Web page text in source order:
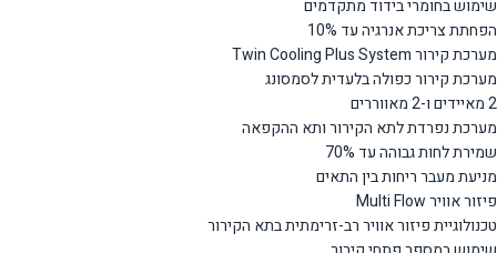
שימוש בחומרי בידוד מתקדמים
הפחתת צריכת אנרגיה עד 10%
מערכת קירור Twin Cooling Plus System
מערכת קירור כפולה בלעדית לסמסונג
2 מאיידים ו-2 מאווררים
מערכת נפרדת לתא הקירור ותא ההקפאה
שמירת לחות גבוהה עד 70%
מניעת מעבר ריחות בין התאים
פיזור אוויר Multi Flow
טכנולוגיית פיזור אוויר רב-זרימתית בתא הקירור